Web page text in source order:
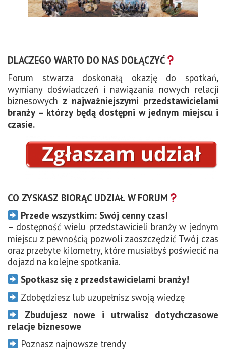
DLACZEGO WARTO DO NAS DOŁĄCZYĆ
Forum stwarza doskonałą okazję do spotkań,
wymiany doświadczeń i nawiązania nowych relacji
biznesowych z najważniejszymi przedstawicielami
branży – którzy będą dostępni w jednym miejscu i
czasie.
CO ZYSKASZ BIORĄC UDZIAŁ W FORUM
Przede wszystkim: Swój cenny czas!
– dostępność wielu przedstawicieli branży w jednym
miejscu z pewnością pozwoli zaoszczędzić Twój czas
oraz przebyte kilometry, które musiałbyś poświecić na
dojazd na kolejne spotkania.
Spotkasz się z przedstawicielami branży!
Zdobędziesz lub uzupełnisz swoją wiedzę
Zbudujesz nowe i utrwalisz dotychczasowe
relacje biznesowe
Poznasz najnowsze trendy